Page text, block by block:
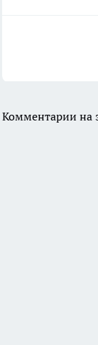
Комментарии на